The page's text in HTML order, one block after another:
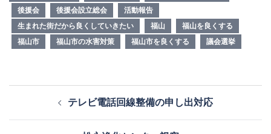
後援会
後援会設立総会
活動報告
生まれた街だから良くしていきたい
福山
福山を良くする
福山市
福山市の水害対策 福山市を良くする 議会選挙
テレビ電話回線整備の申し出対応